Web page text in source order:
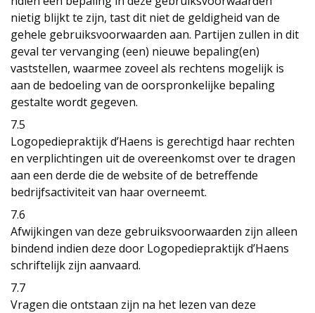
nietig blijkt te zijn, tast dit niet de geldigheid van de
gehele gebruiksvoorwaarden aan. Partijen zullen in dit
geval ter vervanging (een) nieuwe bepaling(en)
vaststellen, waarmee zoveel als rechtens mogelijk is
aan de bedoeling van de oorspronkelijke bepaling
gestalte wordt gegeven.
7.5
Logopediepraktijk d’Haens is gerechtigd haar rechten
en verplichtingen uit de overeenkomst over te dragen
aan een derde die de website of de betreffende
bedrijfsactiviteit van haar overneemt.
7.6
Afwijkingen van deze gebruiksvoorwaarden zijn alleen
bindend indien deze door Logopediepraktijk d’Haens
schriftelijk zijn aanvaard.
7.7
Vragen die ontstaan zijn na het lezen van deze